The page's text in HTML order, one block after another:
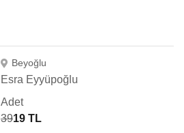
Beyoğlu
Esra Eyyüpoğlu
Adet
3919 TL